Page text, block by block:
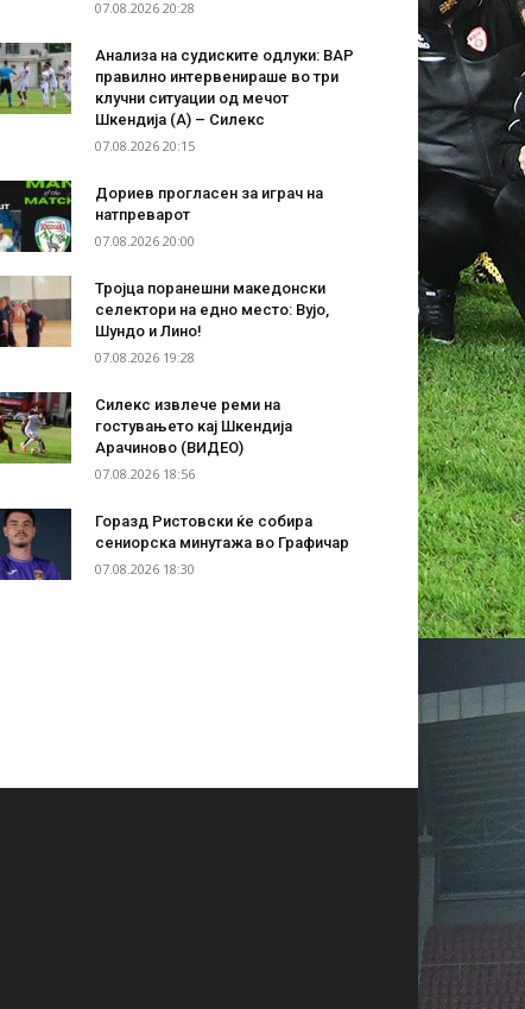
07.08.2026 20:28
Анализа на судиските одлуки: ВАР
правилно интервенираше во три
клучни ситуации од мечот
Шкендија (А) – Силекс
07.08.2026 20:15
Дориев прогласен за играч на
натпреварот
07.08.2026 20:00
Тројца поранешни македонски
селектори на едно место: Вујо,
Шундо и Лино!
07.08.2026 19:28
Силекс извлече реми на
гостувањето кај Шкендија
Арачиново (ВИДЕО)
07.08.2026 18:56
Горазд Ристовски ќе собира
сениорска минутажа во Графичар
07.08.2026 18:30